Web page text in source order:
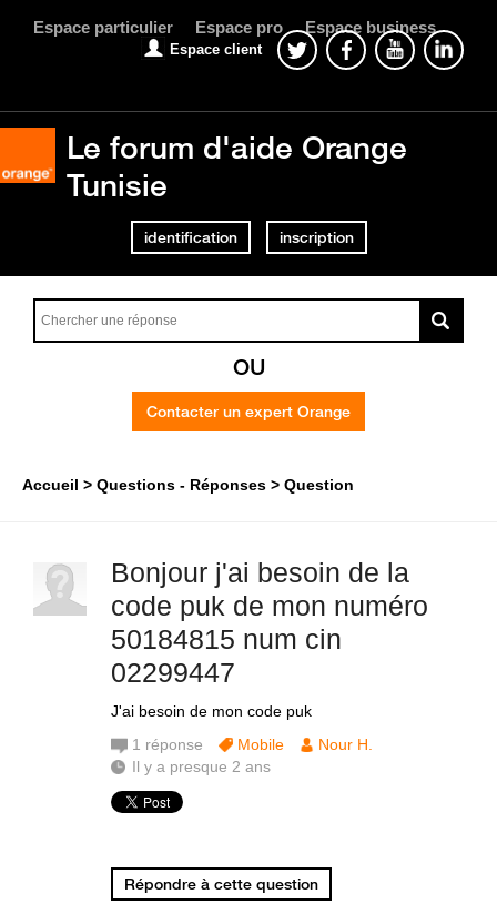
Espace particulier Espace pro Espace business
Espace client
Le forum d'aide Orange
Tunisie
identification inscription
OU
Contacter un expert Orange
Accueil Questions - Réponses Question
Bonjour j'ai besoin de la
code puk de mon numéro
50184815 num cin
02299447
J'ai besoin de mon code puk
1 réponse Mobile
Nour H.
Il y a presque 2 ans
Répondre à cette question